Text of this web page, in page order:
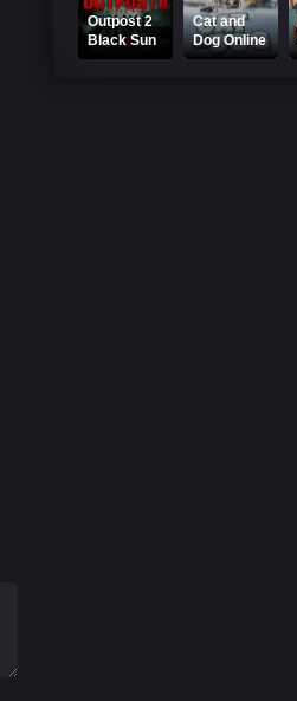
Outpost 2
Black Sun
Online
Cat and
Dog Online
Subtitrat